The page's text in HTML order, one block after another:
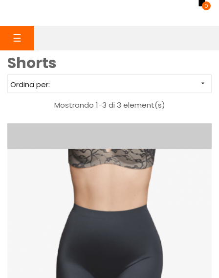
0
navigazione
☰
Shorts
Ordina per: 
Mostrando 1-3 di 3 element(s)